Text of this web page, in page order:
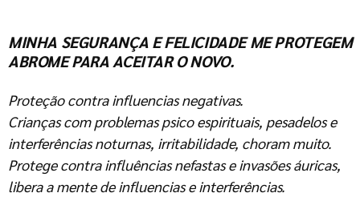
MINHA SEGURANÇA E FELICIDADE ME PROTEGEM
ABROME PARA ACEITAR O NOVO.
Proteção contra influencias negativas.
Crianças com problemas psico espirituais, pesadelos e
interferências noturnas, irritabilidade, choram muito.
Protege contra influências nefastas e invasões áuricas,
libera a mente de influencias e interferências.